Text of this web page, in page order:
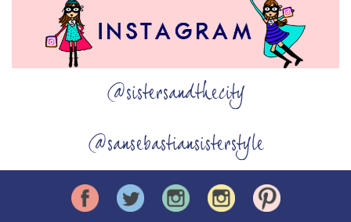
@sistersandthecity
@sansebastiansisterstyle